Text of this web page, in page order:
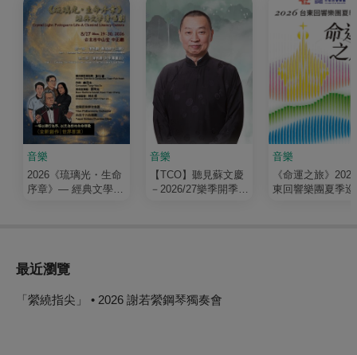
音樂
2026《琉璃光・生命
序章》— 經典文學清
音樂
【TCO】聽見蘇文慶
－2026/27樂季開季音
音樂
《命運之旅》
東回響樂團夏季巡
最近瀏覽
「縈繞指尖」 • 2026 謝若縈鋼琴獨奏會